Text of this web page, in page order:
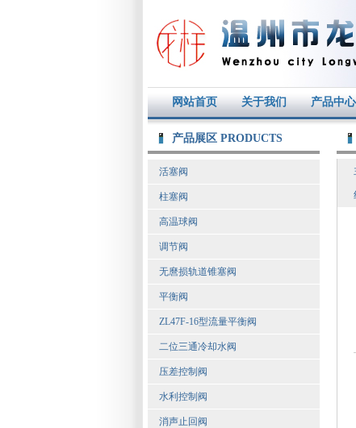
网站首页 关于我们 产品中心
产品展区 PRODUCTS
活塞阀
柱塞阀
高温球阀
调节阀
无麿损轨道锥塞阀
平衡阀
ZL47F-16型流量平衡阀
二位三通冷却水阀
压差控制阀
水利控制阀
消声止回阀